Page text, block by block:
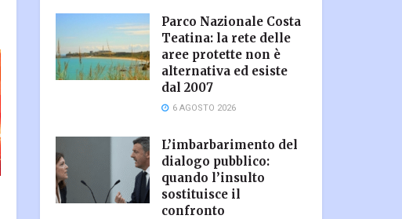
Parco Nazionale Costa
Teatina: la rete delle
aree protette non è
alternativa ed esiste
dal 2007
6 AGOSTO 2026
L’imbarbarimento del
dialogo pubblico:
quando l’insulto
sostituisce il
confronto